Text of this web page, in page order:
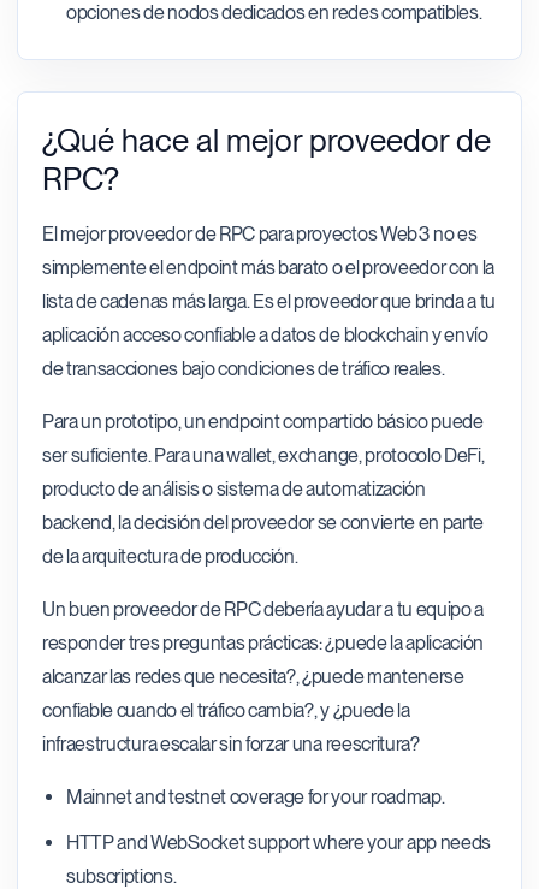
opciones de nodos dedicados en redes compatibles.
¿Qué hace al mejor proveedor de
RPC?
El mejor proveedor de RPC para proyectos Web3 no es
simplemente el endpoint más barato o el proveedor con la
lista de cadenas más larga. Es el proveedor que brinda a tu
aplicación acceso confiable a datos de blockchain y envío
de transacciones bajo condiciones de tráfico reales.
Para un prototipo, un endpoint compartido básico puede
ser suficiente. Para una wallet, exchange, protocolo DeFi,
producto de análisis o sistema de automatización
backend, la decisión del proveedor se convierte en parte
de la arquitectura de producción.
Un buen proveedor de RPC debería ayudar a tu equipo a
responder tres preguntas prácticas: ¿puede la aplicación
alcanzar las redes que necesita?, ¿puede mantenerse
confiable cuando el tráfico cambia?, y ¿puede la
infraestructura escalar sin forzar una reescritura?
Mainnet and testnet coverage for your roadmap.
HTTP and WebSocket support where your app needs
subscriptions.